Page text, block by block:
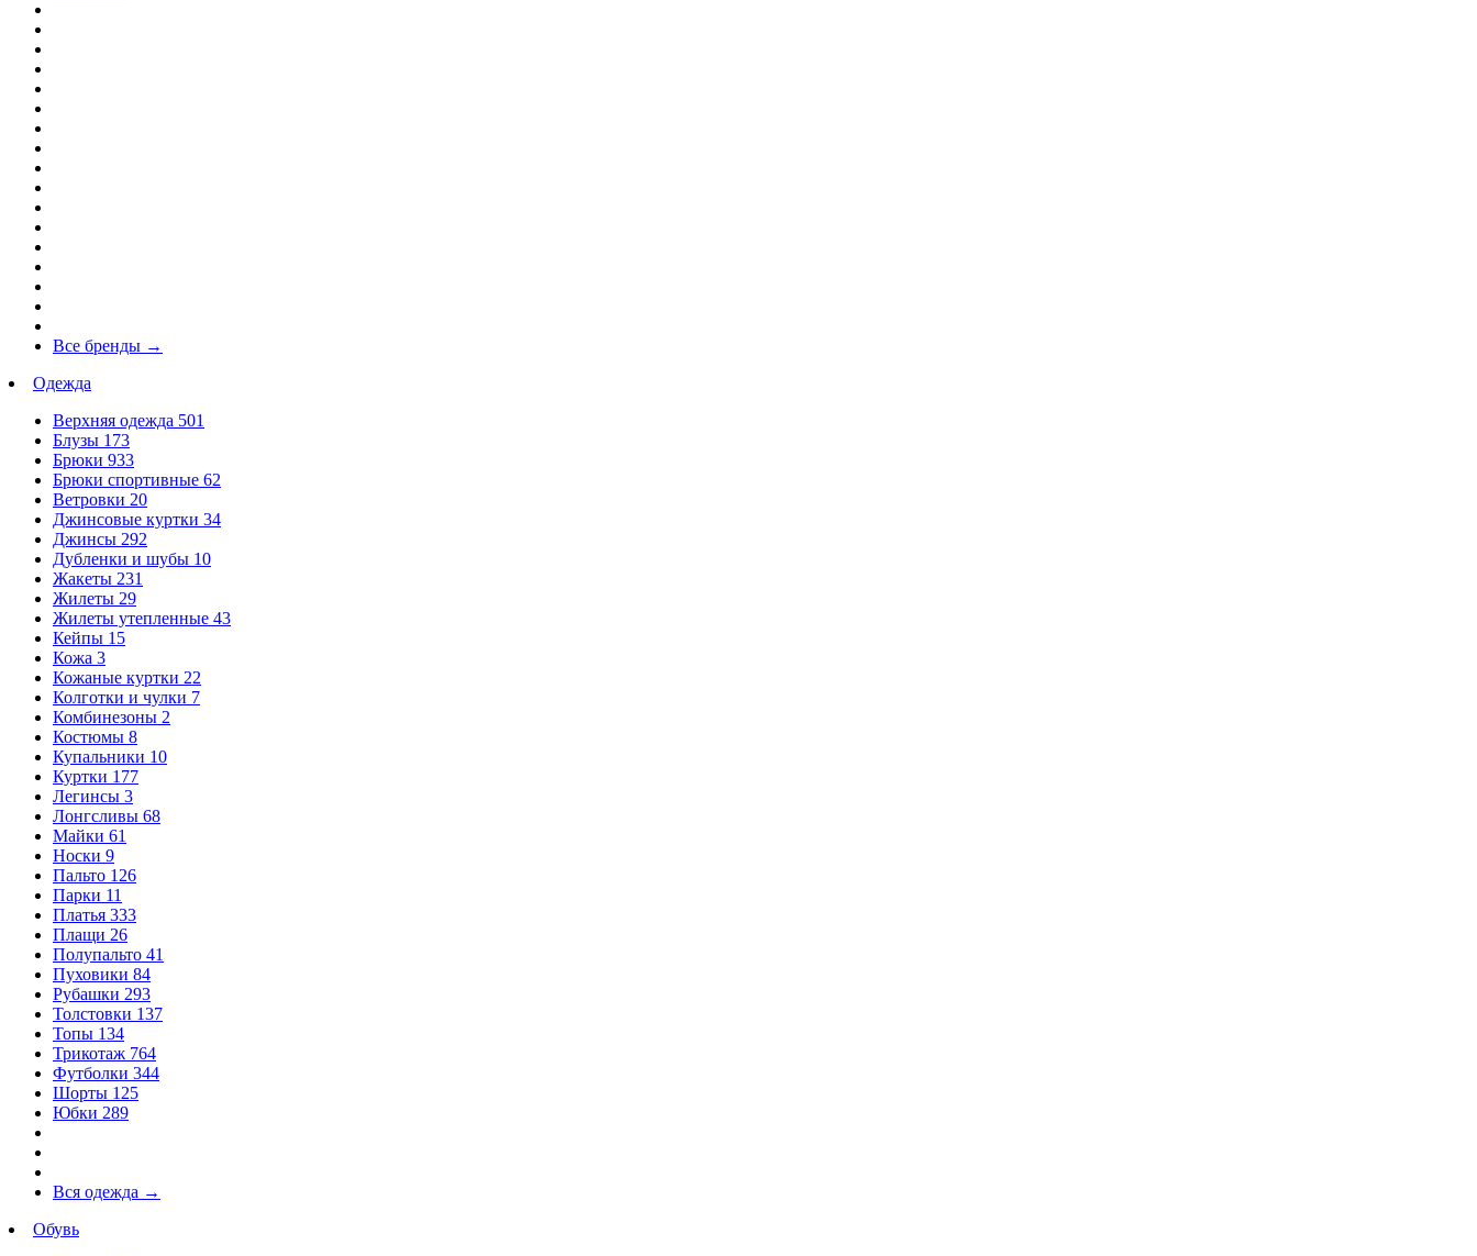
Все бренды →
Одежда
Верхняя одежда 501
Блузы 173
Брюки 933
Брюки спортивные 62
Ветровки 20
Джинсовые куртки 34
Джинсы 292
Дубленки и шубы 10
Жакеты 231
Жилеты 29
Жилеты утепленные 43
Кейпы 15
Кожа 3
Кожаные куртки 22
Колготки и чулки 7
Комбинезоны 2
Костюмы 8
Купальники 10
Куртки 177
Легинсы 3
Лонгсливы 68
Майки 61
Носки 9
Пальто 126
Парки 11
Платья 333
Плащи 26
Полупальто 41
Пуховики 84
Рубашки 293
Толстовки 137
Топы 134
Трикотаж 764
Футболки 344
Шорты 125
Юбки 289
Вся одежда →
Обувь